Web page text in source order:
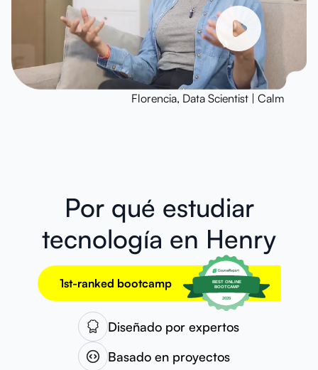
Florencia, Data Scientist | Calm
Por qué estudiar
tecnología en Henry
1st-ranked bootcamp
Diseñado por expertos
Basado en proyectos